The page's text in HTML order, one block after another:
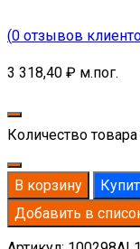
(0 отзывов
3 318,40 ₽ м.пог.
Количество
В корзину
Добавить в